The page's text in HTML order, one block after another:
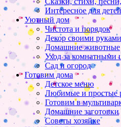
Интересное для детей
Уютный дом
Чистота и порядок
Декор своими руками
Домашние животные
Уход за комнатными
Сад и огород
Готовим дома
Детское меню
Любимые и простые
Готовим в
Домашние заготовки
Советы хозяйке